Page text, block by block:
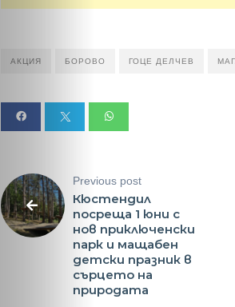
обяви
Таблоид
Новини
АКЦИЯ БОРОВО ГОЦЕ ДЕЛЧЕВ
Previous post
Кюстендил
посреща 1 юни с
нов приключенски
парк и мащабен
детски празник в
сърцето на
природата